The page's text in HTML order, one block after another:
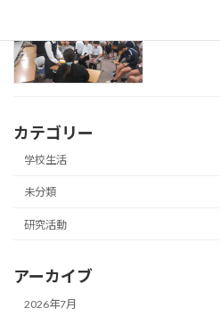
カテゴリー
学校生活
未分類
研究活動
アーカイブ
2026年7月